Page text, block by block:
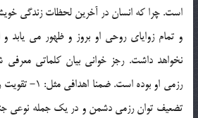
است. چرا که انسان در آخرين لحظات زندگي
و تمام زواياي روحي او بروز و ظهور مي يابد
نخواهد داشت. رجز خواني بيان کلماتي
تضعيف توان رزمي دشمن و در يک جمله نوعي